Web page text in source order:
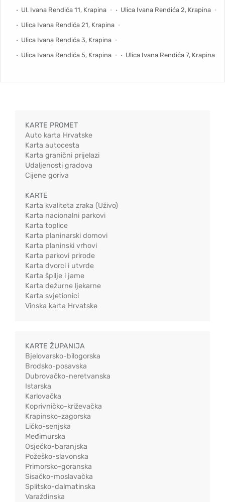
Ul. Ivana Rendića 11, Krapina
Ulica Ivana Rendića 2, Krapina
Ulica Ivana Rendića 21, Krapina
Ulica Ivana Rendića 3, Krapina
Ulica Ivana Rendića 5, Krapina
Ulica Ivana Rendića 7, Krapina
KARTE PROMET
Auto karta Hrvatske
Karta autocesta
Karta granični prijelazi
Udaljenosti gradova
Cijene goriva
KARTE
Karta kvaliteta zraka (Uživo)
Karta nacionalni parkovi
Karta toplice
Karta planinarski domovi
Karta planinski vrhovi
Karta parkovi prirode
Karta dvorci i utvrde
Karta špilje i jame
Karta dežurne ljekarne
Karta svjetionici
Vinska karta Hrvatske
KARTE ŽUPANIJA
Bjelovarsko-bilogorska
Brodsko-posavska
Dubrovačko-neretvanska
Istarska
Karlovačka
Koprivničko-križevačka
Krapinsko-zagorska
Ličko-senjska
Međimurska
Osječko-baranjska
Požeško-slavonska
Primorsko-goranska
Sisačko-moslavačka
Splitsko-dalmatinska
Varaždinska